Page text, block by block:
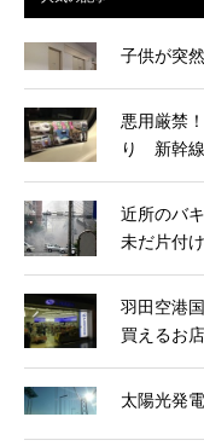
子供が突
悪用厳禁
り 新幹
近所のバ
未だ片付
羽田空港
買えるお店
太陽光発